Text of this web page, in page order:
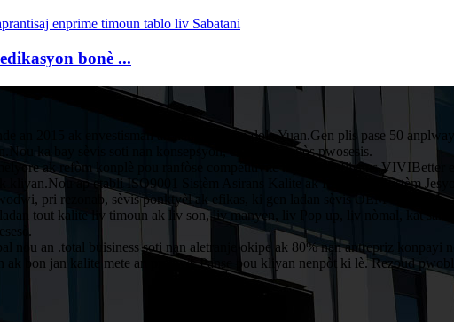
bonè ...
an 2015 ak envestisman an nan 1 milyon dola Yuan.Gen plis pase 50
ka bay sèvis soti nan konsepsyon, enprime ak pòs pwosesis.
ak refòm konplè pou ranfòse compétitivité li yo ak enfliyans.VIVIBetter
kliyan.Nou ap etabli ISO9001 Sistèm Asirans Kalite ak ISO14001 Sistèm
pri rezonab, sèvis ponktyèl ak efikas, ki gen ladan sèvis OEM ak ODM.
tout kalite liv timoun ak liv son, liv manyen, liv Pop up, liv nòmal, kat
nou an .total buisiness soti nan aletranje okipe ak 80% nan antrepriz
bon jan kalite mete an premye. Panse pou kliyan nenpòt ki lè. Rezoud